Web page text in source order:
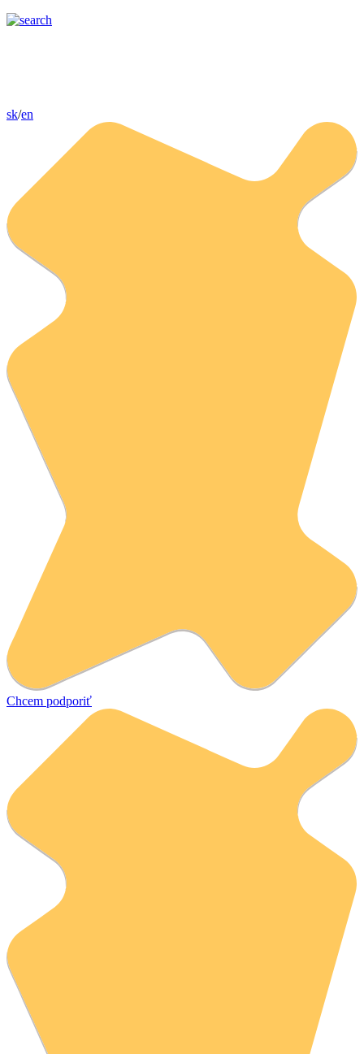
sk/en
Chcem podporiť